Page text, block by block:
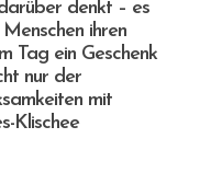
denkt – es
ihren
Tag ein Geschenk
nur der
mit
Klischee